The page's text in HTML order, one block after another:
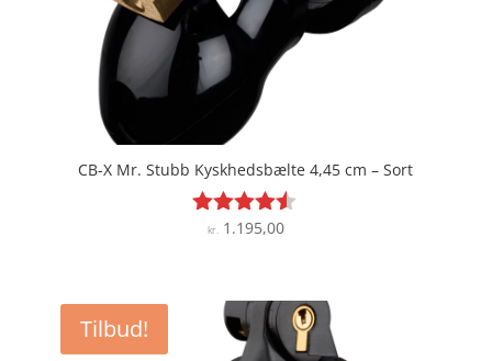
CB-X Mr. Stubb Kyskhedsbælte 4,45 cm – Sort
Vurderet
kr.1.195,00
Tilbud!